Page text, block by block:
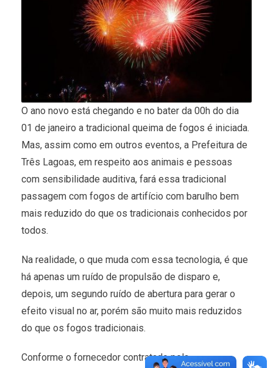
O ano novo está chegando e no bater da 00h do dia
01 de janeiro a tradicional queima de fogos é iniciada.
Mas, assim como em outros eventos, a Prefeitura de
Três Lagoas, em respeito aos animais e pessoas
com sensibilidade auditiva, fará essa tradicional
passagem com fogos de artifício com barulho bem
mais reduzido do que os tradicionais conhecidos por
todos.
Na realidade, o que muda com essa tecnologia, é que
há apenas um ruído de propulsão de disparo e,
depois, um segundo ruído de abertura para gerar o
efeito visual no ar, porém são muito mais reduzidos
do que os fogos tradicionais.
Conforme o fornecedor contratado pela